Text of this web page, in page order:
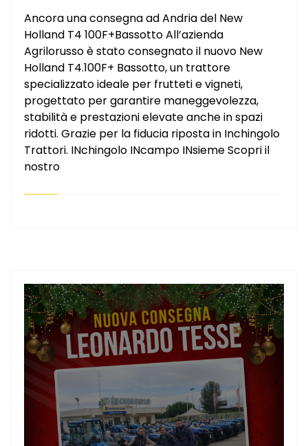
Ancora una consegna ad Andria del New
Holland T4 100F+Bassotto All’azienda
Agrilorusso è stato consegnato il nuovo New
Holland T4.100F+ Bassotto, un trattore
specializzato ideale per frutteti e vigneti,
progettato per garantire maneggevolezza,
stabilità e prestazioni elevate anche in spazi
ridotti. Grazie per la fiducia riposta in Inchingolo
Trattori. INchingolo INcampo INsieme Scopri il
nostro